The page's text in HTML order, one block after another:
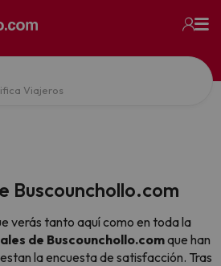
Viajeros
Buscounchollo.com
verás tanto aquí como en toda la
de Buscounchollo.comque han
la encuesta de satisfacción. Tras